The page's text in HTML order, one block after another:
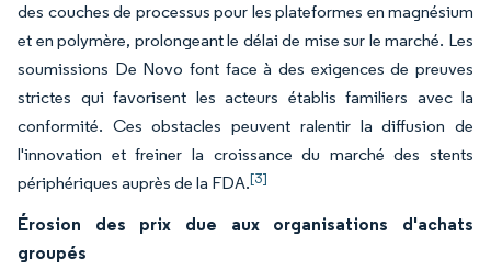
des couches de processus pour les plateformes en magnésium
et en polymère, prolongeant le délai de mise sur le marché. Les
soumissions De Novo font face à des exigences de preuves
strictes qui favorisent les acteurs établis familiers avec la
conformité. Ces obstacles peuvent ralentir la diffusion de
l'innovation et freiner la croissance du marché des stents
périphériques auprès de la FDA.[3]
Érosion des prix due aux organisations d'achats
groupés